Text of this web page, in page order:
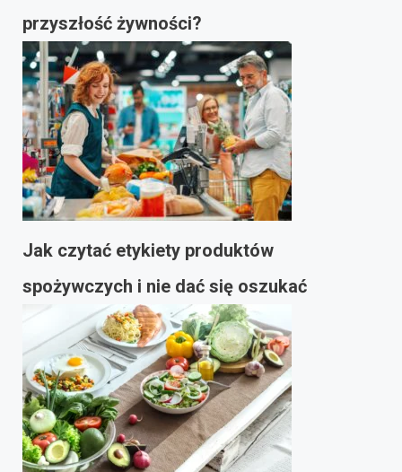
przyszłość żywności?
Jak czytać etykiety produktów
spożywczych i nie dać się oszukać